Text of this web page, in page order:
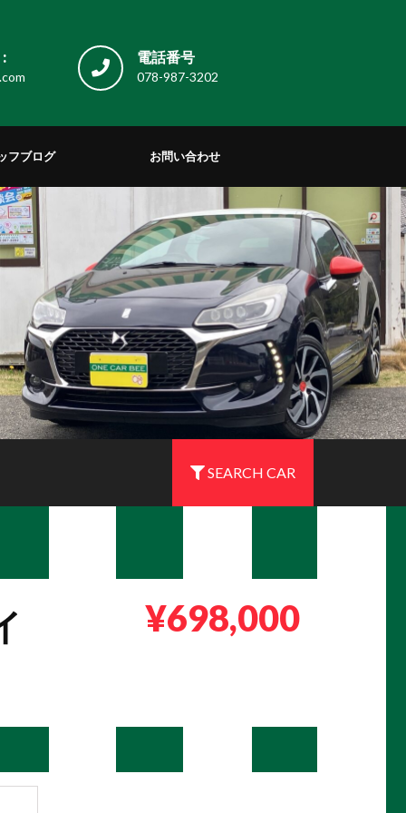
電話番号
078-987-3202
フブログ お問い合わせ
SEARCH CAR
¥698,000